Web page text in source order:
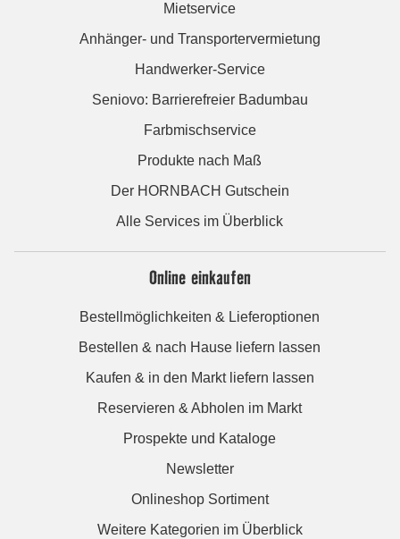
Mietservice
Anhänger- und Transportervermietung
Handwerker-Service
Seniovo: Barrierefreier Badumbau
Farbmischservice
Produkte nach Maß
Der HORNBACH Gutschein
Alle Services im Überblick
Online einkaufen
Bestellmöglichkeiten & Lieferoptionen
Bestellen & nach Hause liefern lassen
Kaufen & in den Markt liefern lassen
Reservieren & Abholen im Markt
Prospekte und Kataloge
Newsletter
Onlineshop Sortiment
Weitere Kategorien im Überblick